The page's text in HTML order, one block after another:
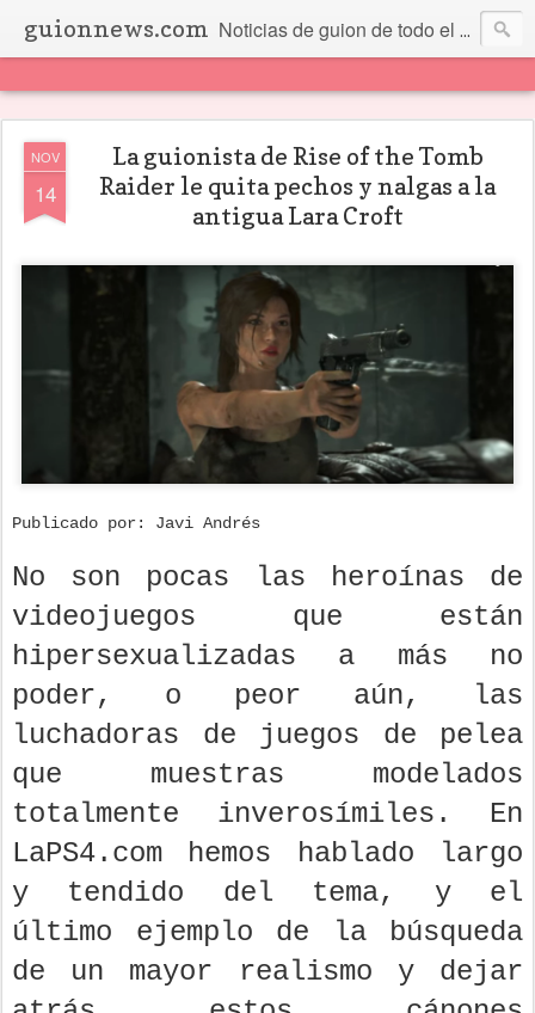
guionnews.com Noticias de guion de todo el mundo... Y más.
NOV
14
La guionista de Rise of the Tomb
Raider le quita pechos y nalgas a la
antigua Lara Croft
Publicado por: Javi Andrés
No son pocas las heroínas de
videojuegos que están
hipersexualizadas a más no
poder, o peor aún, las
luchadoras de juegos de pelea
que muestras modelados
totalmente inverosímiles. En
LaPS4.com hemos hablado largo
y tendido del tema, y el
último ejemplo de la búsqueda
de un mayor realismo y dejar